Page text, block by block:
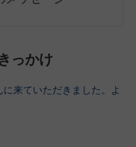
っかけ
来ていただきました。よ